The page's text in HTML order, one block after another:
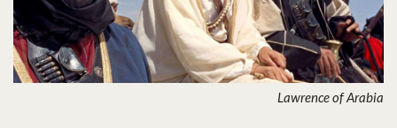
Lawrence of Arabia